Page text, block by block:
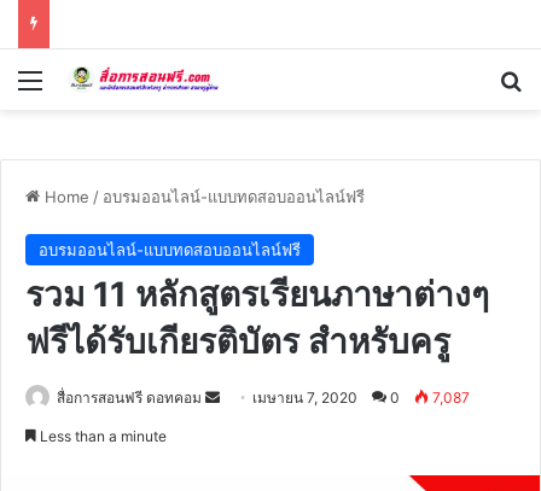
Menu
Home / อบรมออนไลน์-แบบทดสอบออนไลน์ฟรี
อบรมออนไลน์-แบบทดสอบออนไลน์ฟรี
รวม 11 หลักสูตรเรียนภาษาต่างๆ
ฟรีได้รับเกียรติบัตร สำหรับครู
สื่อการสอนฟรี ดอทคอม
Send เมษายน 7, 2020 0 7,087
Less than a minute